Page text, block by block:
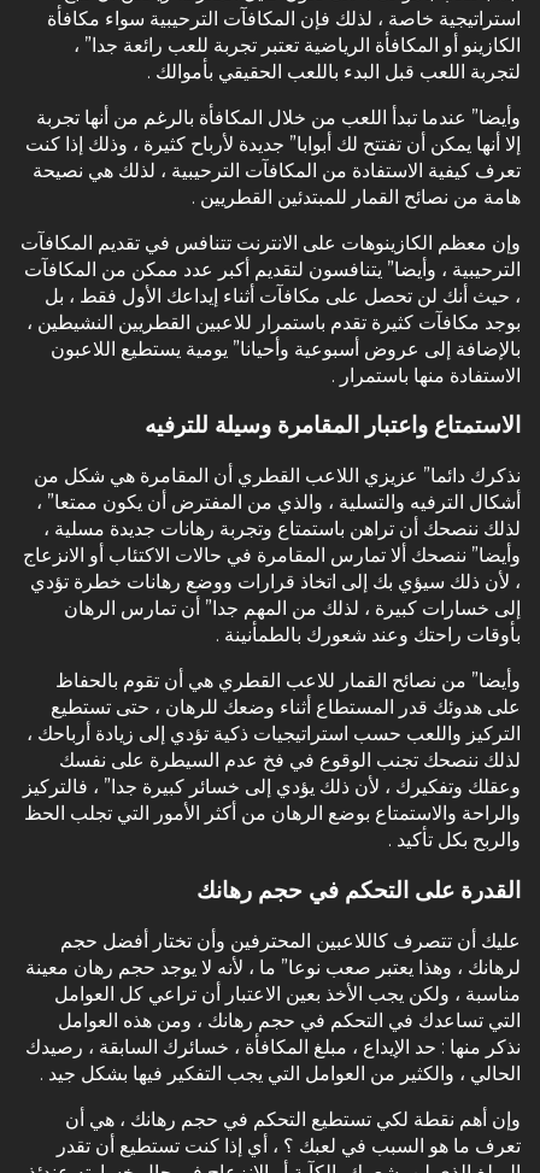
استراتيجية خاصة ، لذلك فإن المكافآت الترحيبية سواء مكافأة
الكازينو أو المكافأة الرياضية تعتبر تجربة للعب رائعة جدا” ،
لتجربة اللعب قبل البدء باللعب الحقيقي بأموالك .
وأيضا” عندما تبدأ اللعب من خلال المكافأة بالرغم من أنها تجربة
إلا أنها يمكن أن تفتتح لك أبوابا” جديدة لأرباح كثيرة ، وذلك إذا كنت
تعرف كيفية الاستفادة من المكافآت الترحيبية ، لذلك هي نصيحة
هامة من نصائح القمار للمبتدئين القطريين .
وإن معظم الكازينوهات على الانترنت تتنافس في تقديم المكافآت
الترحيبية ، وأيضا” يتنافسون لتقديم أكبر عدد ممكن من المكافآت
، حيث أنك لن تحصل على مكافآت أثناء إيداعك الأول فقط ، بل
بوجد مكافآت كثيرة تقدم باستمرار للاعبين القطريين النشيطين ،
بالإضافة إلى عروض أسبوعية وأحيانا” يومية يستطيع اللاعبون
الاستفادة منها باستمرار .
الاستمتاع واعتبار المقامرة وسيلة للترفيه
نذكرك دائما” عزيزي اللاعب القطري أن المقامرة هي شكل من
أشكال الترفيه والتسلية ، والذي من المفترض أن يكون ممتعا” ،
لذلك ننصحك أن تراهن باستمتاع وتجربة رهانات جديدة مسلية ،
وأيضا” ننصحك ألا تمارس المقامرة في حالات الاكتئاب أو الانزعاج
، لأن ذلك سيؤي بك إلى اتخاذ قرارات ووضع رهانات خطرة تؤدي
إلى خسارات كبيرة ، لذلك من المهم جدا” أن تمارس الرهان
بأوقات راحتك وعند شعورك بالطمأنينة .
وأيضا” من نصائح القمار للاعب القطري هي أن تقوم بالحفاظ
على هدوئك قدر المستطاع أثناء وضعك للرهان ، حتى تستطيع
التركيز واللعب حسب استراتيجيات ذكية تؤدي إلى زيادة أرباحك ،
لذلك ننصحك تجنب الوقوع في فخ عدم السيطرة على نفسك
وعقلك وتفكيرك ، لأن ذلك يؤدي إلى خسائر كبيرة جدا” ، فالتركيز
والراحة والاستمتاع بوضع الرهان من أكثر الأمور التي تجلب الحظ
والربح بكل تأكيد .
القدرة على التحكم في حجم رهانك
عليك أن تتصرف كاللاعبين المحترفين وأن تختار أفضل حجم
لرهانك ، وهذا يعتبر صعب نوعا” ما ، لأنه لا يوجد حجم رهان معينة
مناسبة ، ولكن يجب الأخذ بعين الاعتبار أن تراعي كل العوامل
التي تساعدك في التحكم في حجم رهانك ، ومن هذه العوامل
نذكر منها : حد الإيداع ، مبلغ المكافأة ، خسائرك السابقة ، رصيدك
الحالي ، والكثير من العوامل التي يجب التفكير فيها بشكل جيد .
وإن أهم نقطة لكي تستطيع التحكم في حجم رهانك ، هي أن
تعرف ما هو السبب في لعبك ؟ ، أي إذا كنت تستطيع أن تقدر